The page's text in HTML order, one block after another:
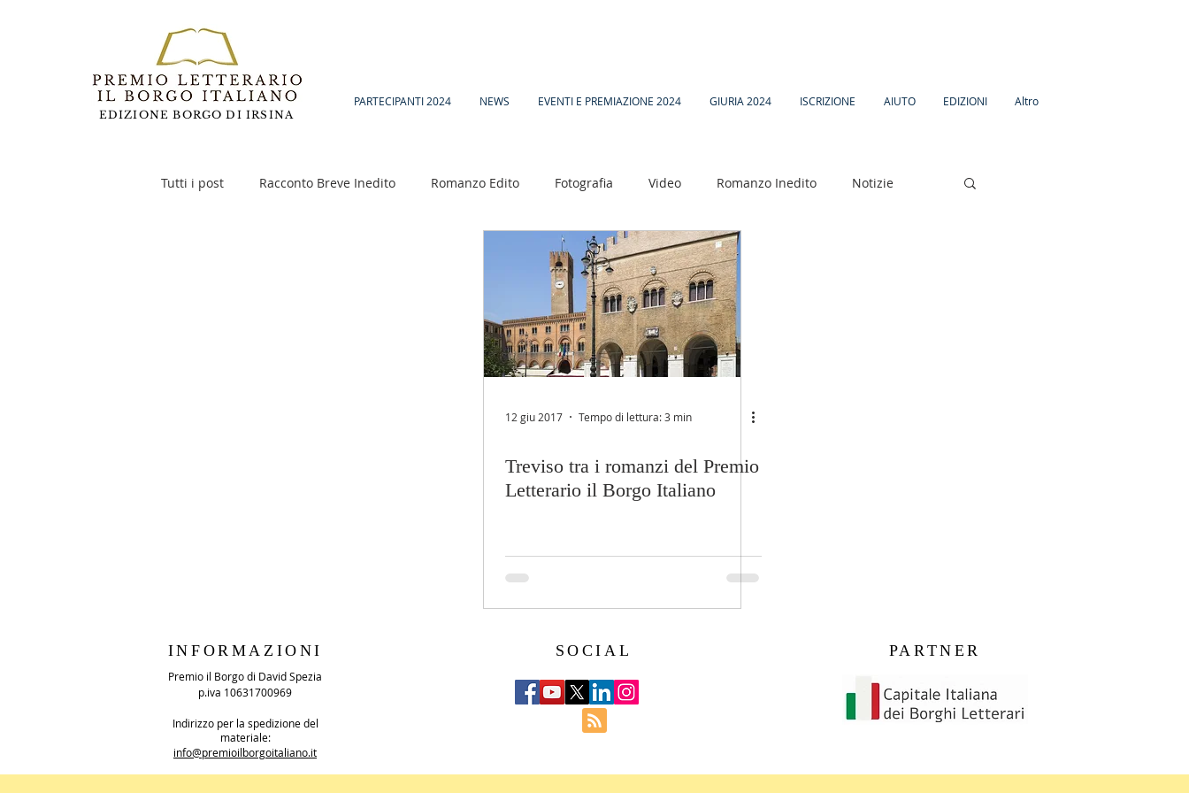
EDIZIONE BORGO DI IRSINA
PARTECIPANTI 2024 NEWS EVENTI E PREMIAZIONE 2024 GIURIA 2024 ISCRIZIONE AIUTO EDIZIONI Altro
Tutti i post Racconto Breve Inedito Romanzo Edito Fotografia Video Romanzo Inedito Notizie
12 giu 2017 Tempo di lettura: 3 min
Treviso tra i romanzi del Premio
Letterario il Borgo Italiano
INFORMAZIONI
Premio il Borgo di David Spezia
p.iva 10631700969
Indirizzo per la spedizione del
materiale:
info@premioilborgoitaliano.it
SOCIAL PARTNER